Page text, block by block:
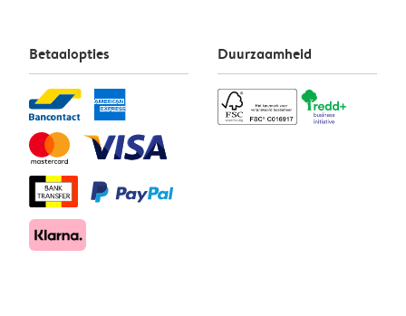
Betaalopties Duurzaamheid